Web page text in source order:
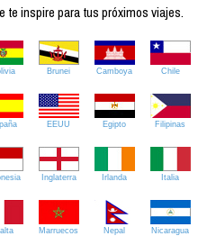
te inspire para tus próximos viajes.
Brunei Camboya Chile
EEUU Egipto Filipinas
Inglaterra Irlanda Italia
Marruecos Nepal Nicaragua